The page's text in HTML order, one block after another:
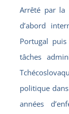
Arrêté par la
d’abord
Portugal
tâches
politique
années